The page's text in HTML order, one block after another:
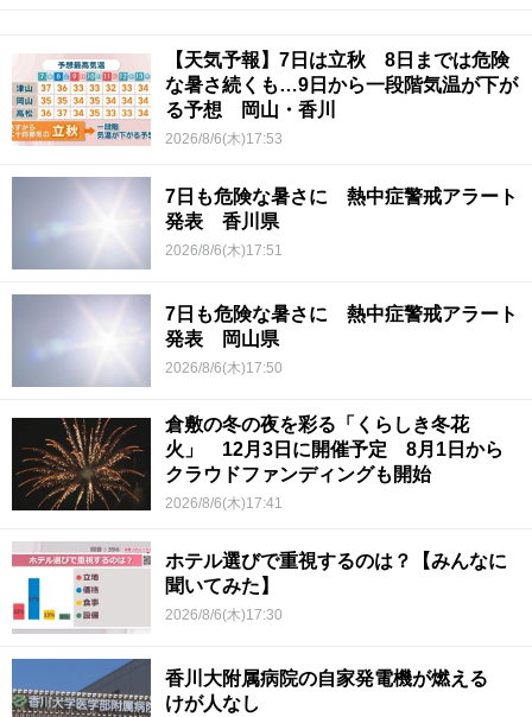
【天気予報】7日は立秋 8日までは危険
な暑さ続くも…9日から一段階気温が下が
る予想 岡山・香川
2026/8/6(木)17:53
7日も危険な暑さに 熱中症警戒アラート
発表 香川県
2026/8/6(木)17:51
7日も危険な暑さに 熱中症警戒アラート
発表 岡山県
2026/8/6(木)17:50
倉敷の冬の夜を彩る「くらしき冬花
火」 12月3日に開催予定 8月1日から
クラウドファンディングも開始
2026/8/6(木)17:41
ホテル選びで重視するのは？【みんなに
聞いてみた】
2026/8/6(木)17:30
香川大附属病院の自家発電機が燃える
けが人なし